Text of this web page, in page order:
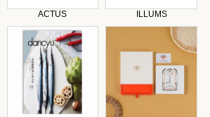
ACTUS ILLUMS